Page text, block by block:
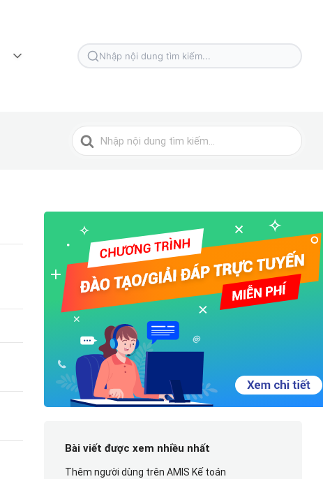
Tìm
Tìm
kiếm
Bài viết được xem nhiều nhất
Thêm người dùng trên AMIS Kế toán